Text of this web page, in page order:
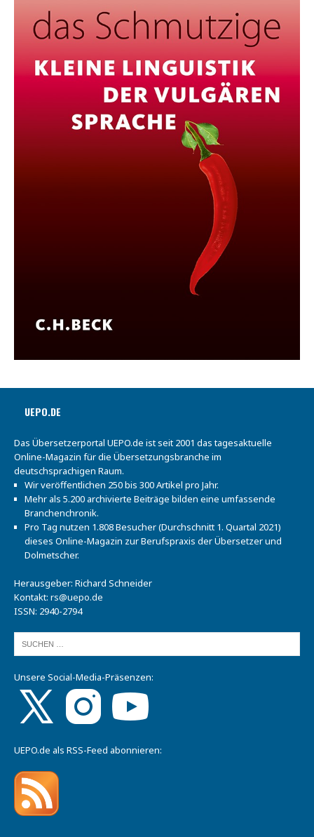
UEPO.DE
Das Übersetzerportal UEPO.de ist seit 2001 das tagesaktuelle
Online-Magazin für die Übersetzungsbranche im
deutschsprachigen Raum.
Wir veröffentlichen 250 bis 300 Artikel pro Jahr.
Mehr als 5.200 archivierte Beiträge bilden eine umfassende
Branchenchronik.
Pro Tag nutzen 1.808 Besucher (Durchschnitt 1. Quartal 2021)
dieses Online-Magazin zur Berufspraxis der Übersetzer und
Dolmetscher.
Herausgeber: Richard Schneider
Kontakt: rs@uepo.de
ISSN: 2940-2794
Unsere Social-Media-Präsenzen:
UEPO.de als RSS-Feed abonnieren: